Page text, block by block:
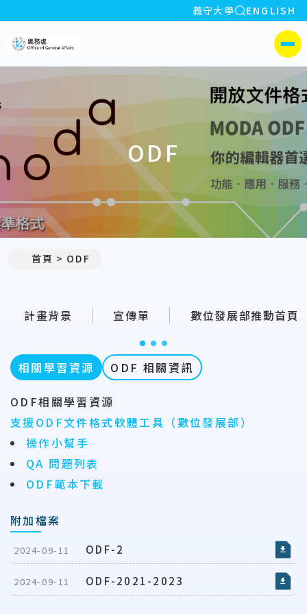
:::
義守大學 全站搜索
ENGLISH
側選單
ODF
首頁 ODF
計畫背景 宣傳單 數位發展部推動首頁
相關學習資源 ODF 相關資訊
ODF相關學習資源
支援ODF文件格式軟體工具（數位發展部）
操作小幫手
QA 問題列表
ODF範本下載
附加檔案
2024-09-11 ODF-2
2024-09-11 ODF-2021-2023